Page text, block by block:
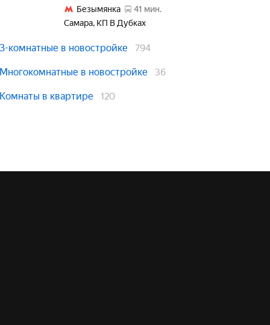
Безымянка
41 мин.
Самара, КП В Дубках
3-комнатные в новостройке 794
Многокомнатные в новостройке 36
Комнаты в квартире 120